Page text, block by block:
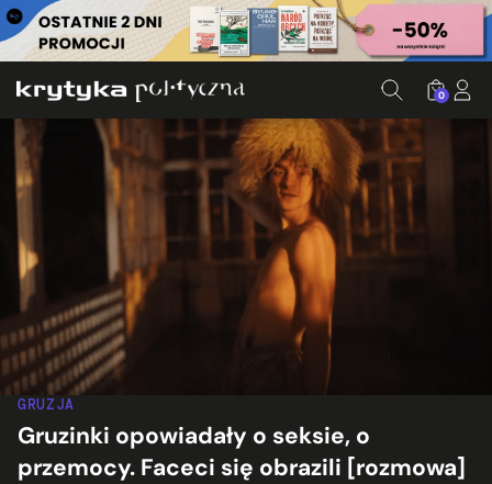
0
GRUZJA
Gruzinki opowiadały o seksie, o
przemocy. Faceci się obrazili [rozmowa]